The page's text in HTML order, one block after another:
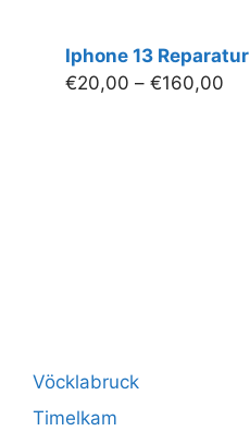
Iphone 13 Reparatur
€20,00 – €160,00
Vöcklabruck
Timelkam